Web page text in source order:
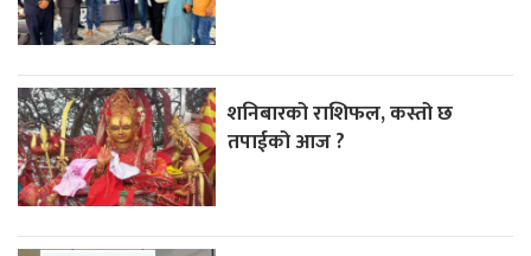
शनिबारको राशिफल, कस्तो छ
तपाईको आज ?